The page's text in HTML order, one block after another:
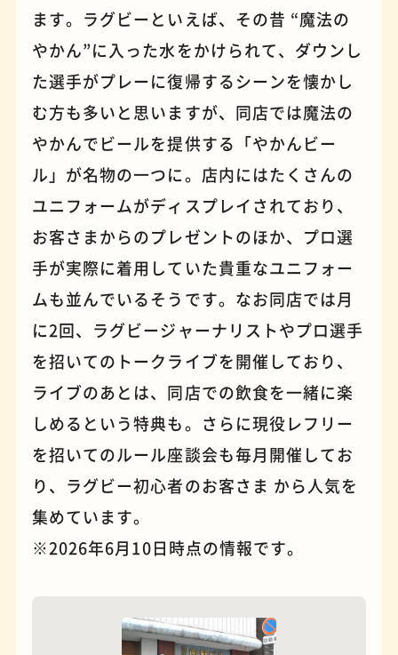
占い 蕎麦
夜景 石窯ピザ
ます。ラグビーといえば、その昔 “魔法の
やかん”に入った水をかけられて、ダウンし
た選手がプレーに復帰するシーンを懐かし
む方も多いと思いますが、同店では魔法の
やかんでビールを提供する「やかんビー
ル」が名物の一つに。店内にはたくさんの
ユニフォームがディスプレイされており、
お客さまからのプレゼントのほか、プロ選
手が実際に着用していた貴重なユニフォー
ムも並んでいるそうです。なお同店では月
に2回、ラグビージャーナリストやプロ選手
を招いてのトークライブを開催しており、
ライブのあとは、同店での飲食を一緒に楽
しめるという特典も。さらに現役レフリー
を招いてのルール座談会も毎月開催してお
り、ラグビー初心者のお客さま から人気を
集めています。
※2026年6月10日時点の情報です。